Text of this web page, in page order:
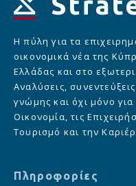
Η πύλη για τα
οικονομικά νέα της
Ελλάδας και στο
Αναλύσεις,
γνώμης και όχι μόνο για
Οικονομία, τις
Τουρισμό και την
Πληροφορίες